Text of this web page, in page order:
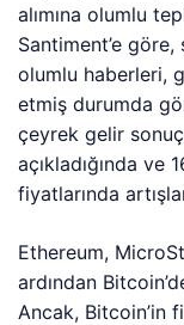
alımına olumlu
Santiment’e
olumlu haberleri,
etmiş durumda
çeyrek gelir
açıkladığında ve
fiyatlarında
Ethereum,
ardından
Ancak, Bitcoin’in